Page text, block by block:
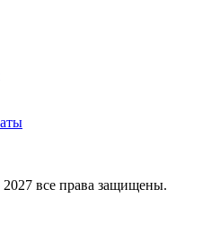
все права защищены.